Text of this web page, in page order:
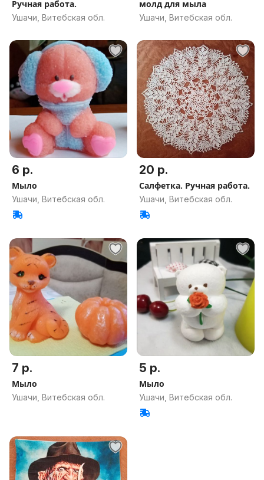
Ручная работа.
Ушачи, Витебская обл.
молд для мыла
Ушачи, Витебская обл.
6 р.
Мыло
Ушачи, Витебская обл.
20 р.
Салфетка. Ручная работа.
Ушачи, Витебская обл.
7 р.
Мыло
Ушачи, Витебская обл.
5 р.
Мыло
Ушачи, Витебская обл.